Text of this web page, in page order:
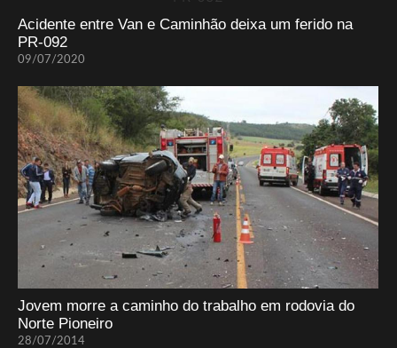
Acidente entre Van e Caminhão deixa um ferido na
PR-092
09/07/2020
Jovem morre a caminho do trabalho em rodovia do
Norte Pioneiro
28/07/2014